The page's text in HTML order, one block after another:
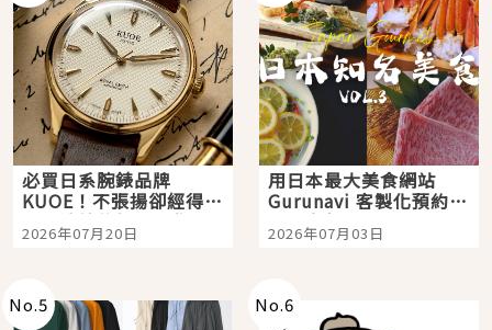
必買日系腕錶品牌
KUOE！不張揚卻經得起
時間洗鍊的經典之作五
選
2026年07月20日
用日本最大美食網站
Gurunavi 客製化預約九
大都市餐廳，打造專屬
美食體驗！
2026年07月03日
No.5 No.6